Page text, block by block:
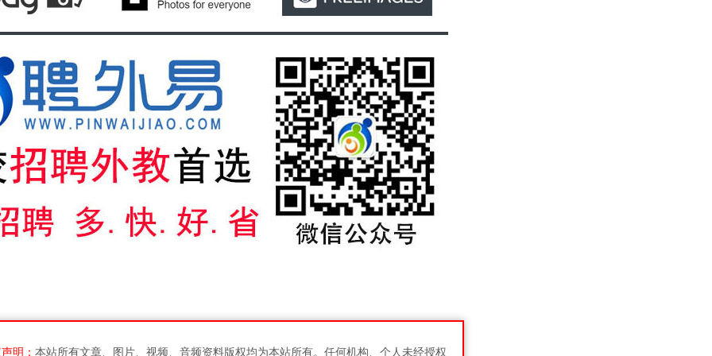
明：本站所有文章、图片、视频、音频资料版权均为本站所有。任何机构、个人未经授权